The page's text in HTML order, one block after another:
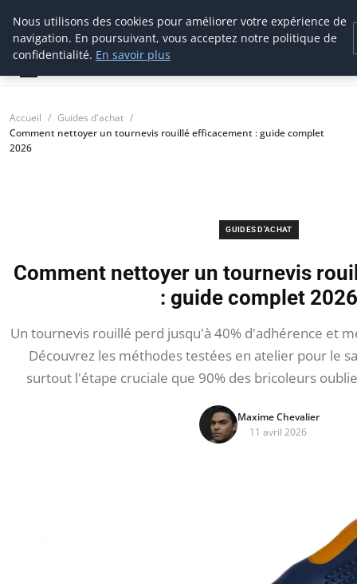
tournevis
malin
L'outil de l'aventurier
Accueil
Guides d'achat
Comment nettoyer un tournevis rouillé efficacement : guide complet
2026
GUIDES D'ACHAT
Comment nettoyer un tournevis
: guide complet 2026
Un tournevis rouillé perd jusqu'à 40% d'adhérence et
Découvrez les méthodes testées en atelier pour le
surtout l'étape cruciale que 90% des bricoleurs
Maxime Chevalier
11 avril 2026
Nous utilisons des cookies pour améliorer votre expérience de
navigation. En poursuivant, vous acceptez notre politique de
confidentialité. En savoir plus